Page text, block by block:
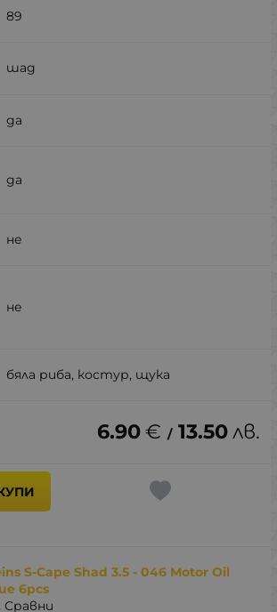
89
шад
да
да
не
не
бяла риба, костур, щука
6.90€ / 13.50лв.
S-Cape Shad 3.5 - 046 Motor Oil
6pcs
Сравни